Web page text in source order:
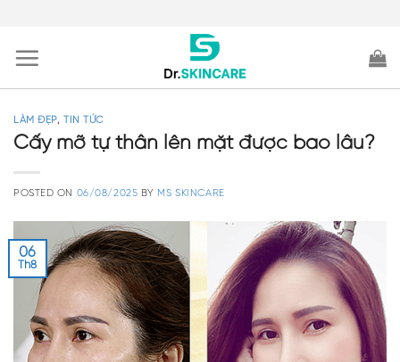
content
LÀM ĐẸP,TIN TỨC
Cấy mỡ tự thân lên mặt được bao lâu?
POSTED ON 06/08/2025 BY MS SKINCARE
06
Th8